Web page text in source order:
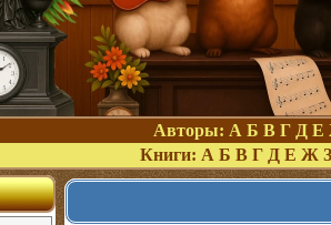
Авторы: А Б В Г Д Е
Книги: А Б В Г Д Е Ж З